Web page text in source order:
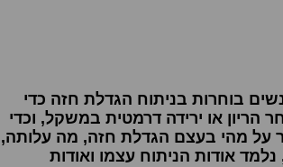
בוחרות בניתוח הגדלת חזה כדי
או ירידה דרמטית במשקל, וכדי
על מהי בעצם הגדלת חזה, מה עלותה,
אודות הניתוח עצמו ואודות